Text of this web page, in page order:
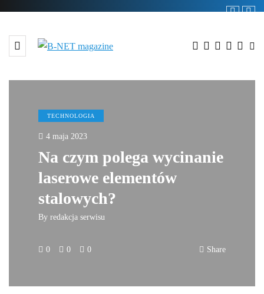
TECHNOLOGIA
4 maja 2023
Na czym polega wycinanie
laserowe elementów
stalowych?
By redakcja serwisu
0 0 0 Share